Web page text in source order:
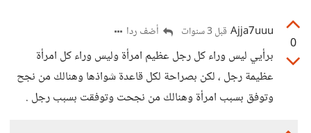
0
Ajja7uuu قبل 3 سنوات أضف ردا
برأيي ليس وراء كل رجل عظيم امرأة وليس وراء كل امرأة
عظيمة رجل ، لكن بصراحة لكل قاعدة شواذها وهنالك من نجح
وتوفق بسبب امرأة وهنالك من نجحت وتوفقت بسبب رجل .